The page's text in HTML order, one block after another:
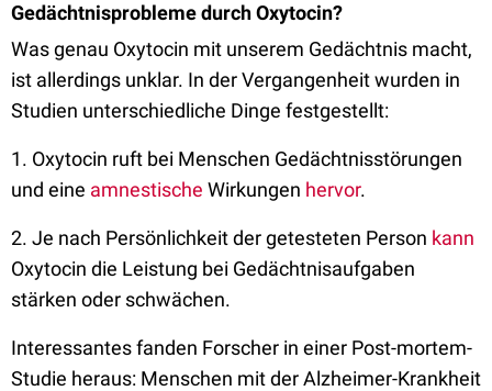
Gedächtnisprobleme durch Oxytocin?
Was genau Oxytocin mit unserem Gedächtnis macht,
ist allerdings unklar. In der Vergangenheit wurden in
Studien unterschiedliche Dinge festgestellt:
1. Oxytocin ruft bei Menschen Gedächtnisstörungen
und eine amnestische Wirkungen hervor.
2. Je nach Persönlichkeit der getesteten Person kann
Oxytocin die Leistung bei Gedächtnisaufgaben
stärken oder schwächen.
Interessantes fanden Forscher in einer Post-mortem-
Studie heraus: Menschen mit der Alzheimer-Krankheit